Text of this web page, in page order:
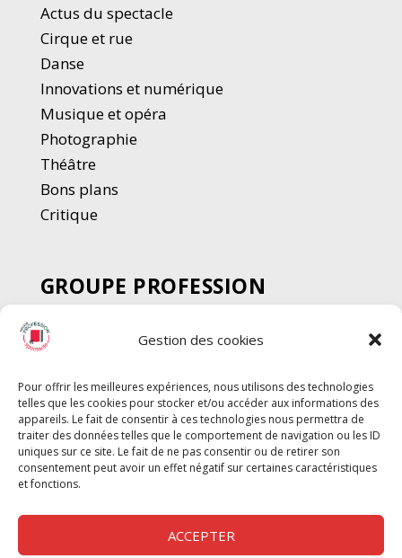
Gestion des cookies
Pour offrir les meilleures expériences, nous utilisons des technologies
telles que les cookies pour stocker et/ou accéder aux informations des
appareils. Le fait de consentir à ces technologies nous permettra de
traiter des données telles que le comportement de navigation ou les ID
uniques sur ce site. Le fait de ne pas consentir ou de retirer son
consentement peut avoir un effet négatif sur certaines caractéristiques
et fonctions.
ACCEPTER
Actus du spectacle
Cirque et rue
Danse
Innovations et numérique
Musique et opéra
Photographie
Théâtre
Bons plans
Critique
GROUPE PROFESSION
SPECTACLE
Chèque Intermittents
Chèque Compta
Chèque Emploi Spectacle
G-Pods
Profession Audio-visuel